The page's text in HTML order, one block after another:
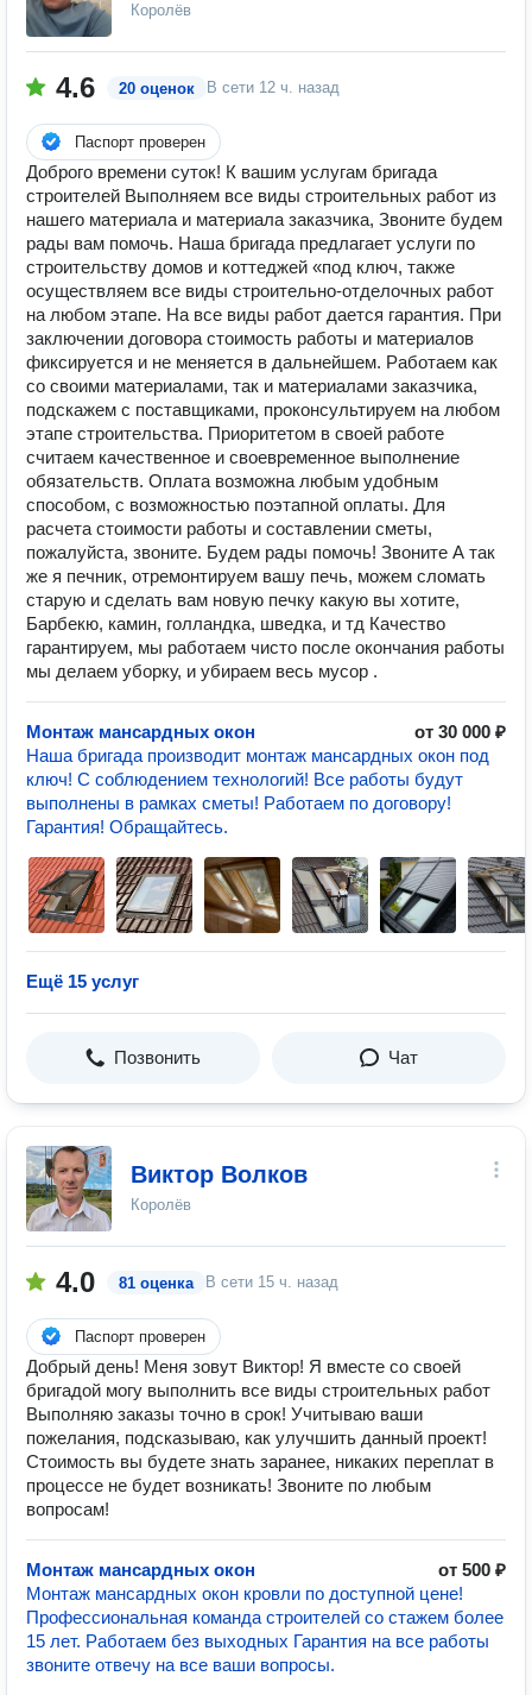
Королёв
4.6 20 оценок В сети 12 ч. назад
Паспорт проверен
Доброго времени суток! К вашим услугам бригада
строителей Выполняем все виды строительных работ из
нашего материала и материала заказчика, Звоните будем
рады вам помочь. Наша бригада предлагает услуги по
строительству домов и коттеджей «под ключ, также
осуществляем все виды строительно-отделочных работ
на любом этапе. На все виды работ дается гарантия. При
заключении договора стоимость работы и материалов
фиксируется и не меняется в дальнейшем. Работаем как
со своими материалами, так и материалами заказчика,
подскажем с поставщиками, проконсультируем на любом
этапе строительства. Приоритетом в своей работе
считаем качественное и своевременное выполнение
обязательств. Оплата возможна любым удобным
способом, с возможностью поэтапной оплаты. Для
расчета стоимости работы и составлении сметы,
пожалуйста, звоните. Будем рады помочь! Звоните А так
же я печник, отремонтируем вашу печь, можем сломать
старую и сделать вам новую печку какую вы хотите,
Барбекю, камин, голландка, шведка, и тд Качество
гарантируем, мы работаем чисто после окончания работы
мы делаем уборку, и убираем весь мусор .
Монтаж мансардных окон
от 30 000 ₽
Наша бригада производит монтаж мансардных окон под
ключ! С соблюдением технологий! Все работы будут
выполнены в рамках сметы! Работаем по договору!
Гарантия! Обращайтесь.
Ещё 15 услуг
Позвонить Чат
Виктор Волков
Королёв
4.0 81 оценка В сети 15 ч. назад
Паспорт проверен
Добрый день! Меня зовут Виктор! Я вместе со своей
бригадой могу выполнить все виды строительных работ
Выполняю заказы точно в срок! Учитываю ваши
пожелания, подсказываю, как улучшить данный проект!
Стоимость вы будете знать заранее, никаких переплат в
процессе не будет возникать! Звоните по любым
вопросам!
Монтаж мансардных окон
от 500 ₽
Монтаж мансардных окон кровли по доступной цене!
Профессиональная команда строителей со стажем более
15 лет. Работаем без выходных Гарантия на все работы
звоните отвечу на все ваши вопросы.